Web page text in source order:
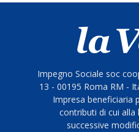
Impegno Sociale soc
13 - 00195 Roma RM -
Impresa beneficiaria
contributi di cui alla
successive